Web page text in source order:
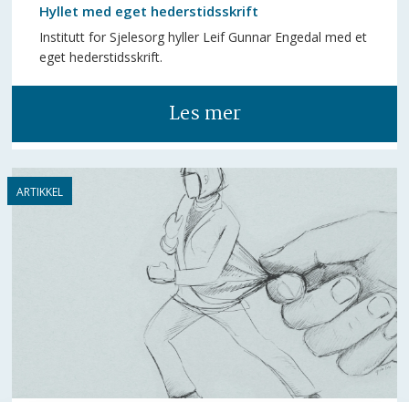
Hyllet med eget hederstidsskrift
Institutt for Sjelesorg hyller Leif Gunnar Engedal med et
eget hederstidsskrift.
Les mer